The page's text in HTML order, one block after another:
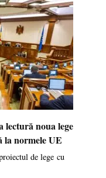
noua lege
normele UE
de lege cu